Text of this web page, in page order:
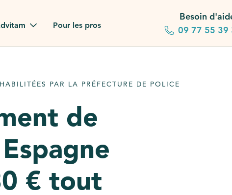
dans la presse
?
notre FAQ
Pour les pros
Besoin
09 77 55 39
PAR LA PRÉFECTURE DE POLICE
de
€ tout